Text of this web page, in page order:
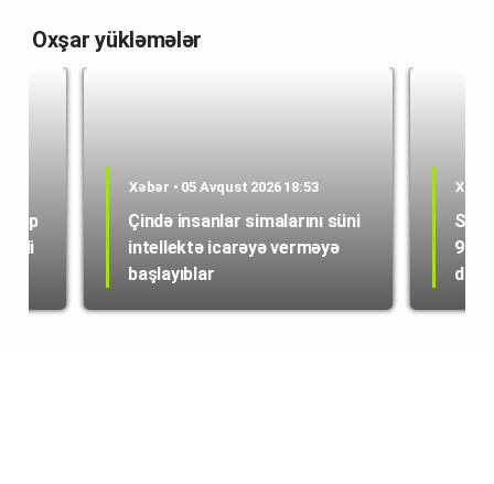
Oxşar yükləmələr
App
Xəbər • 05 Avqust 2026 18:53
Çində insanlar simalarını süni
intellektə icarəyə verməyə
başlayıblar